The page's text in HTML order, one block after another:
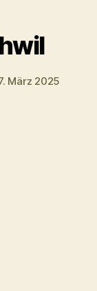
März 2025